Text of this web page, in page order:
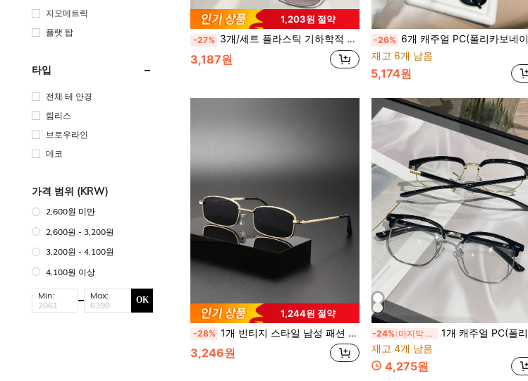
지오메트릭
플랫 탑
타입
전체 테 안경
림리스
브로우라인
데코
가격 범위 (KRW)
2,600원 미만
2,600원 - 3,200원
3,200원 - 4,100원
4,100원 이상
Min: Max: OK
1,203원 절약
-27% 3개/세트 플라스틱 기하학적 복고풍 오버사이즈 사각 프레임 안경, 장식적이고 세련된, 여성 해변, 여행 및 휴가에 적합하며 여름 해변, 야외 활동 및 여행에 이상적
3,187원
-26% 6개 캐주얼 PC(폴리카보네이트) 조합 프레임 안경, 여성용 패셔너블한 Y2K 스타일, 해변, 여행, 파티, 선물, 일상 매칭에 적합
재고 6개 남음
5,174원
1,244원 절약
-28% 1개 빈티지 스타일 남성 패션 안경, 일상 착용, 여행, 비즈니스 등 다용도, 여름 해변 휴가, 야외, 학교 등 돌아가기에 적합한 스타일리시한 프레피 스쿨룩
3,246원
-24% 마지막 2일
1개 캐주얼 PC(폴리카보네이트) 남성용 플레인 렌즈 스퀘어 프레임 스터드 장식 안경 프레임 장식 템플 Y2K 패션 아이템 일상 캐주얼 다용도 패션 아이템 파티 모임 스트리트 스타일
재고 4개 남음
4,275원